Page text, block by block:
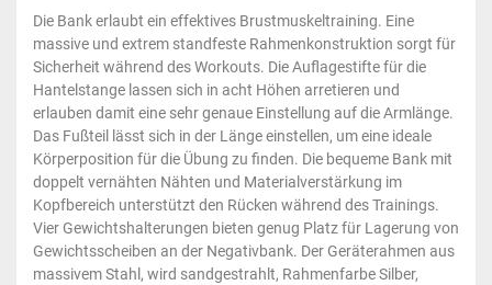
Die Bank erlaubt ein effektives Brustmuskeltraining. Eine
massive und extrem standfeste Rahmenkonstruktion sorgt für
Sicherheit während des Workouts. Die Auflagestifte für die
Hantelstange lassen sich in acht Höhen arretieren und
erlauben damit eine sehr genaue Einstellung auf die Armlänge.
Das Fußteil lässt sich in der Länge einstellen, um eine ideale
Körperposition für die Übung zu finden. Die bequeme Bank mit
doppelt vernähten Nähten und Materialverstärkung im
Kopfbereich unterstützt den Rücken während des Trainings.
Vier Gewichtshalterungen bieten genug Platz für Lagerung von
Gewichtsscheiben an der Negativbank. Der Geräterahmen aus
massivem Stahl, wird sandgestrahlt, Rahmenfarbe Silber,